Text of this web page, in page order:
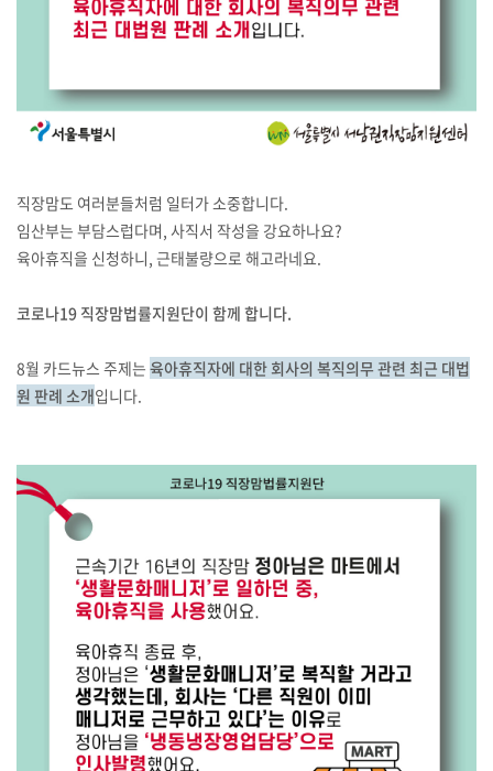
직장맘도 여러분들처럼 일터가 소중합니다.
임산부는 부담스럽다며, 사직서 작성을 강요하나요?
육아휴직을 신청하니, 근태불량으로 해고라네요.
코로나19 직장맘법률지원단이 함께 합니다.
8월 카드뉴스 주제는 육아휴직자에 대한 회사의 복직의무 관련 최근 대법
원 판례 소개입니다.